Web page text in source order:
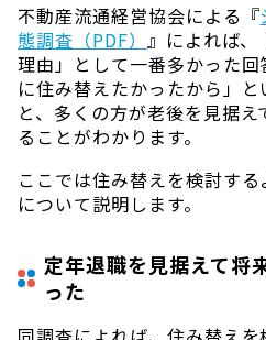
不動産流通経営協会による『
態調査（PDF） 』によれば、
理由」として一番多かった
に住み替えたかったから」
と、多くの方が老後を見据
ることがわかります。
ここでは住み替えを検討す
について説明します。
定年退職を見据えて将
った